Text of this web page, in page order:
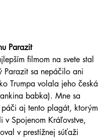
Parazit
filmom na svete stal
Parazit sa nepáčilo ani
Trumpa volala jeho česká
babka). Mne sa
aj tento plagát, ktorým
v Spojenom Kráľovstve,
v prestížnej súťaži